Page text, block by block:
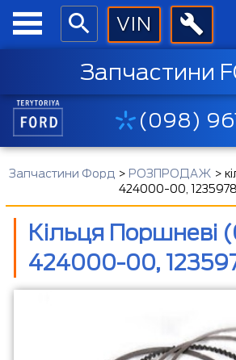
Запчастини
(098)
Запчастини Форд > РОЗПРОДАЖ >
424000-00,
Кільця Поршневі
424000-00,